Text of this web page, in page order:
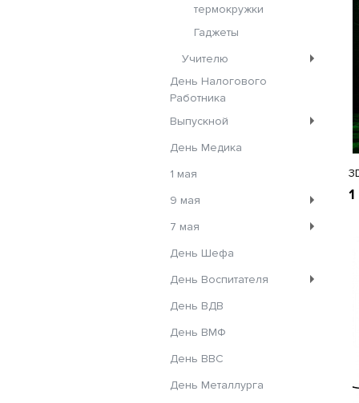
термокружки
Гаджеты
Учителю
День Налогового
Работника
Выпускной
День Медика
1 мая
9 мая
7 мая
День Шефа
День Воспитателя
День ВДВ
День ВМФ
День ВВС
День Металлурга